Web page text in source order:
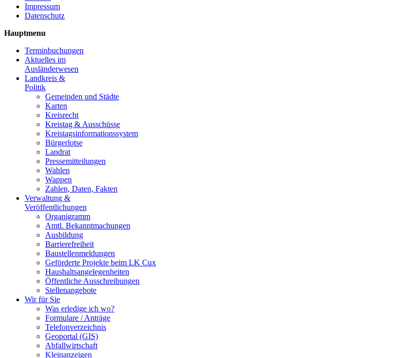
Impressum
Datenschutz
Hauptmenu
Terminbuchungen
Aktuelles im
Ausländerwesen
Landkreis &
Politik
Gemeinden und Städte
Karten
Kreisrecht
Kreistag & Ausschüsse
Kreistagsinformationssystem
Bürgerlotse
Landrat
Pressemitteilungen
Wahlen
Wappen
Zahlen, Daten, Fakten
Verwaltung &
Veröffentlichungen
Organigramm
Amtl. Bekanntmachungen
Ausbildung
Barrierefreiheit
Baustellenmeldungen
Geförderte Projekte beim LK Cux
Haushaltsangelegenheiten
Öffentliche Ausschreibungen
Stellenangebote
Wir für Sie
Was erledige ich wo?
Formulare / Anträge
Telefonverzeichnis
Geoportal (GIS)
Abfallwirtschaft
Kleinanzeigen